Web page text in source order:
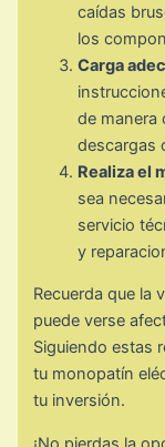
caídas
los
Carga
de manera
descargas
Realiza el
sea
servicio
y
Recuerda que la
puede verse
Siguiendo estas
tu monopatín
tu inversión.